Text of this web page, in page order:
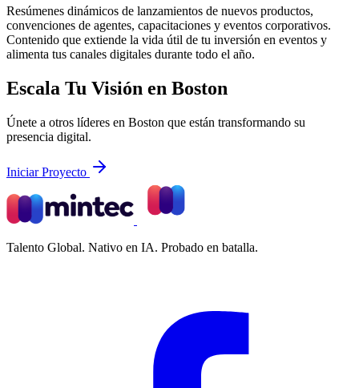
Resúmenes dinámicos de lanzamientos de nuevos productos,
convenciones de agentes, capacitaciones y eventos corporativos.
Contenido que extiende la vida útil de tu inversión en eventos y
alimenta tus canales digitales durante todo el año.
Escala Tu Visión en Boston
Únete a otros líderes en Boston que están transformando su
presencia digital.
Iniciar Proyecto
Talento Global. Nativo en IA. Probado en batalla.